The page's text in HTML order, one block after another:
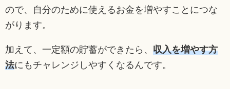
ので、自分のために使えるお金を増やすことにつな
がります。
加えて、一定額の貯蓄ができたら、 収入を増やす方
法にもチャレンジしやすくなるんです。